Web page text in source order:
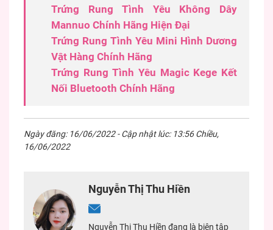
Trứng Rung Tình Yêu Không Dây
Mannuo Chính Hãng Hiện Đại
Trứng Rung Tình Yêu Mini Hình Dương
Vật Hàng Chính Hãng
Trứng Rung Tình Yêu Magic Kege Kết
Nối Bluetooth Chính Hãng
Ngày đăng: 16/06/2022 - Cập nhật lúc: 13:56 Chiều,
16/06/2022
Nguyễn Thị Thu Hiền
Nguyễn Thị Thu Hiền đang là biên tập